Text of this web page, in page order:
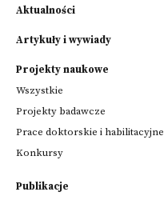
Aktualności
Artykuły i wywiady
Projekty naukowe
Wszystkie
Projekty badawcze
Prace doktorskie i habilitacyjne
Konkursy
Publikacje